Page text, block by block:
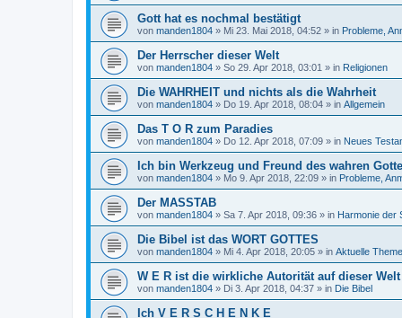
Gott hat es nochmal bestätigt
von manden1804 » Mi 23. Mai 2018, 04:52 » in Probleme,
Der Herrscher dieser Welt
von manden1804 » So 29. Apr 2018, 03:01 » in Religionen
Die WAHRHEIT und nichts als die Wahrheit
von manden1804 » Do 19. Apr 2018, 08:04 » in Allgemein
Das T O R zum Paradies
von manden1804 » Do 12. Apr 2018, 07:09 » in Neues
Ich bin Werkzeug und Freund des wahren
von manden1804 » Mo 9. Apr 2018, 22:09 » in Probleme,
Der MASSTAB
von manden1804 » Sa 7. Apr 2018, 09:36 » in Harmonie der
Die Bibel ist das WORT GOTTES
von manden1804 » Mi 4. Apr 2018, 20:05 » in Aktuelle
W E R ist die wirkliche Autorität auf dieser
von manden1804 » Di 3. Apr 2018, 04:37 » in Die Bibel
Ich V E R S C H E N K E